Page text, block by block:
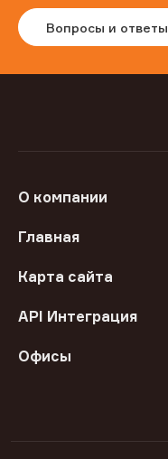
Вопросы и ответы
О компании
Главная
Карта сайта
API Интеграция
Офисы